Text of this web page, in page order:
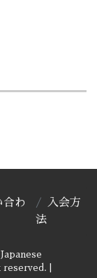
reserved.
合わ
入会方
法